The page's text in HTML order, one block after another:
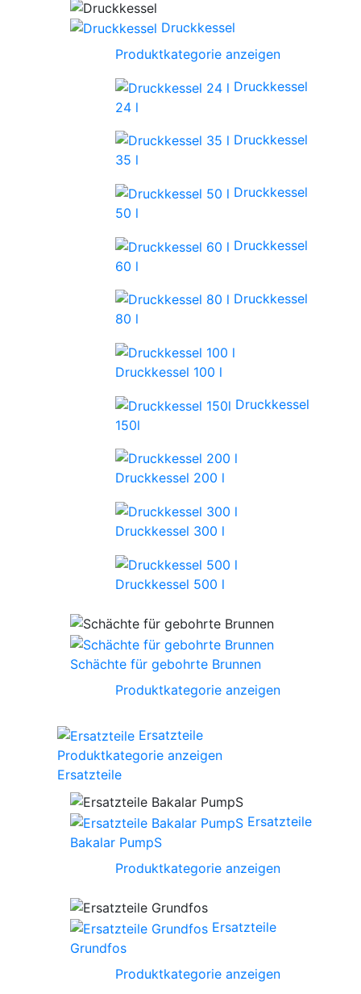
Druckkessel
Produktkategorie anzeigen
Druckkessel
24 l
Druckkessel
35 l
Druckkessel
50 l
Druckkessel
60 l
Druckkessel
80 l
Druckkessel 100 l
Druckkessel
150l
Druckkessel 200 l
Druckkessel 300 l
Druckkessel 500 l
Schächte für gebohrte Brunnen
Produktkategorie anzeigen
Ersatzteile
Produktkategorie anzeigen
Ersatzteile
Ersatzteile
Bakalar PumpS
Produktkategorie anzeigen
Ersatzteile
Grundfos
Produktkategorie anzeigen